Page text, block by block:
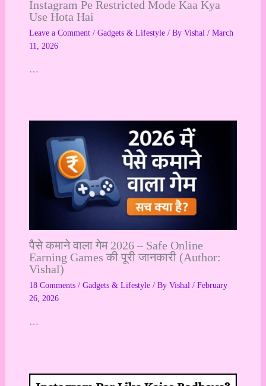
Instagram Pe Restricted Mode Kaa Kya
Use Hota Hai
Leave a Comment / Gadgets & Lifestyle/ By Vishal / March
11, 2026
…
पैसे कमाने वाला गेम 2026 – Safe Online
Earning Games की पूरी जानकारी (Author:
Vishal)
18 Comments / Gadgets & Lifestyle/ By Vishal / February
26, 2026
…